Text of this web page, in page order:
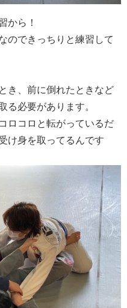
から！
のできっちりと練習して
き、前に倒れたときなど
る必要があります。
ロコロと転がっているだ
け身を取ってるんです